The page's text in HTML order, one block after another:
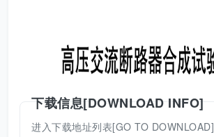
下载信息[DOWNLOAD INFO]
进入下载地址列表[GO TO DOWNLOAD]